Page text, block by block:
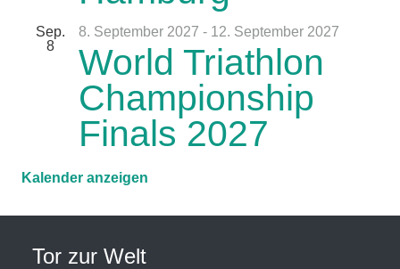
Tor zur Welt
Sep.
8
8. September 2027 - 12. September 2027
World Triathlon
Championship
Finals 2027
Kalender anzeigen